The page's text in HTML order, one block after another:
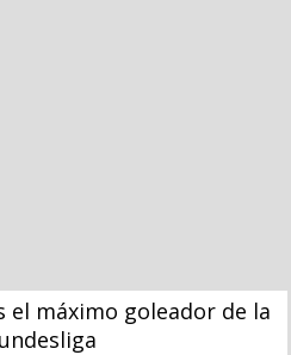
el máximo goleador de la